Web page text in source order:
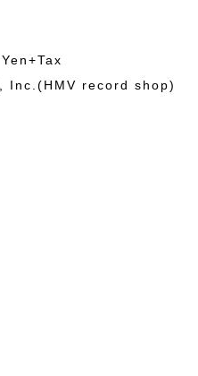
Inc.(HMV record shop)